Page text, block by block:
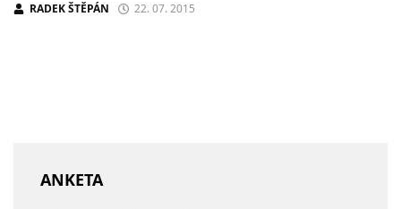
RADEK ŠTĚPÁN 22. 07. 2015
ANKETA